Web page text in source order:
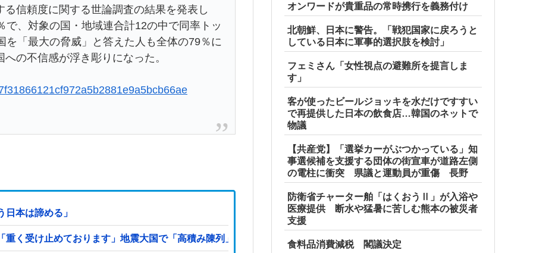
信頼度に関する世論調査の結果を発表し
、対象の国・地域連合計12の中で同率トッ
「最大の脅威」と答えた人も全体の79％に
の不信感が浮き彫りになった。
本は諦める」
く受け止めております」地震大国で「高積み陳列」が心配...IKEAにも聞いた
オンワードが貴重品の常時携行を義務付け
北朝鮮、日本に警告。「戦犯国家に戻ろうと
している日本に軍事的選択肢を検討」
フェミさん「女性視点の避難所を提言しま
す」
客が使ったビールジョッキを水だけですすい
で再提供した日本の飲食店…韓国のネットで
物議
【共産党】「選挙カーがぶつかっている」知
事選候補を支援する団体の街宣車が道路左側
の電柱に衝突 県議と運動員が重傷 長野
防衛省チャーター舶「はくおうⅡ」が入浴や
医療提供 断水や猛暑に苦しむ熊本の被災者
支援
食料品消費減税 閣議決定